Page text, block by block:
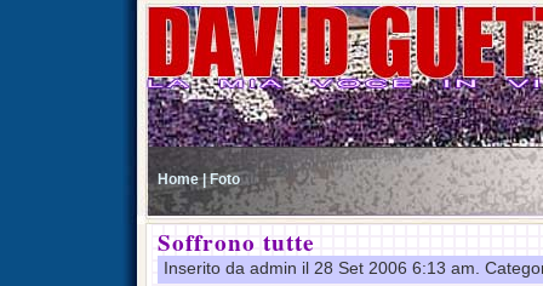
Home | Foto
Soffrono tutte
Inserito da admin il 28 Set 2006 6:13 am.